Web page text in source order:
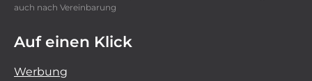
auch nach Vereinbarung
Auf einen Klick
Werbung